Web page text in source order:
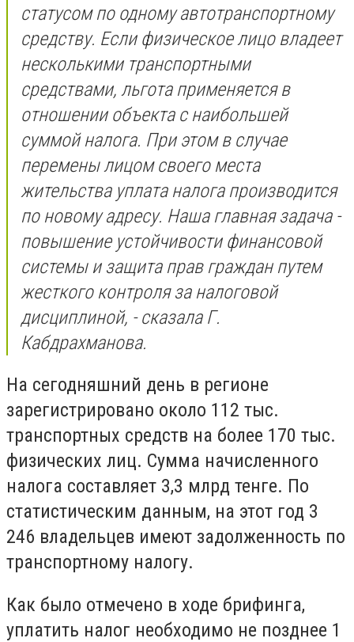
статусом по одному автотранспортному
средству. Если физическое лицо владеет
несколькими транспортными
средствами, льгота применяется в
отношении объекта с наибольшей
суммой налога. При этом в случае
перемены лицом своего места
жительства уплата налога производится
по новому адресу. Наша главная задача -
повышение устойчивости финансовой
системы и защита прав граждан путем
жесткого контроля за налоговой
дисциплиной, - сказала Г.
Кабдрахманова.
На сегодняшний день в регионе
зарегистрировано около 112 тыс.
транспортных средств на более 170 тыс.
физических лиц. Сумма начисленного
налога составляет 3,3 млрд тенге. По
статистическим данным, на этот год 3
246 владельцев имеют задолженность по
транспортному налогу.
Как было отмечено в ходе брифинга,
уплатить налог необходимо не позднее 1